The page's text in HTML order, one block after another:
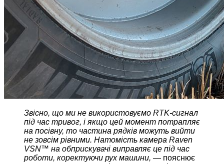
Звісно, що ми не використовуємо RTK-сигнал
під час тривог, і якщо цей момент потрапляє
на посівну, то частина рядків можуть вийти
не зовсім рівними. Натомість камера Raven
VSN™ на обприскувачі виправляє це під час
роботи, коректуючи рух машини, — пояснює